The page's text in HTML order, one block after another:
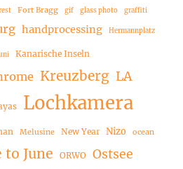
Fort Bragg gif glass photo graffiti
handprocessing Hermannplatz
Kanarische Inseln
Kreuzberg LA
Lochkamera
Melusine New Year Nizo ocean
to June ORWO Ostsee